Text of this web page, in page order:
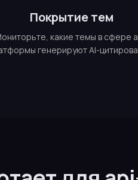
Покрытие тем
какие темы в сфере
генерируют AI-